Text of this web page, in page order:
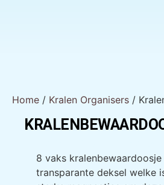
Home / Kralen Organisers /
8 vaks kralenbewaardoosje
transparante deksel welke